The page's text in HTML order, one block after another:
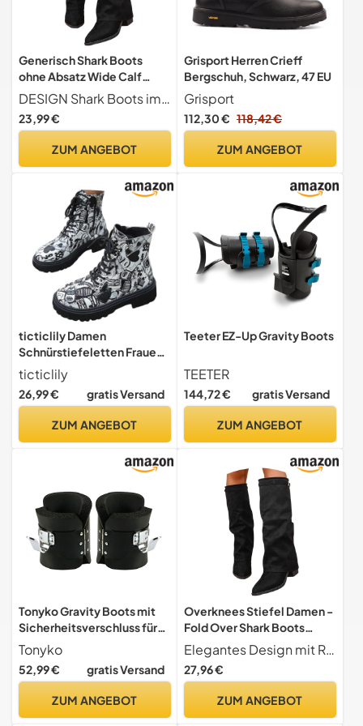
Generisch Shark Boots
ohne Absatz Wide Calf
braun beige， Mit
Schnallenverschluss
Elegante Spitzer
Weitschaftstiefel Warme
Halbstiefel Schwarz 39/EU
DESIGN Shark Boots im Slouchy-Stil mit weitem Schaft und spitzem Zehenbereich für einen modernen Western-Look.
23,99 €
ZUM ANGEBOT
Grisport Herren Crieff
Bergschuh, Schwarz, 47 EU
Grisport
112,30 € 118,42 €
ZUM ANGEBOT
ticticlily Damen
Schnürstiefeletten Frauen
Stiefeletten Biker Boots
Winter Knöchel Stiefel B
Schwarz 39 EU
ticticlily
26,99 € gratis Versand
ZUM ANGEBOT
Teeter EZ-Up Gravity Boots
TEETER
144,72 € gratis Versand
ZUM ANGEBOT
Tonyko Gravity Boots mit
Sicherheitsverschluss für
Stressabbau und Fitness
(Schwarz)
Tonyko
52,99 € gratis Versand
ZUM ANGEBOT
Overknees Stiefel Damen -
Fold Over Shark Boots
Kniehohe Stiefel mit Absatz
Blockabsatz
Übergangsstiefel Dressy
Schuhe Retro
Elegantes Design mit Raffinesse - Die kniehohen Stiefel überzeugen mit kunstvoller Plisseefaltung und eleganter Spitzkappe schaffen eine perfekte Balance zwischen femininer Silhouette und modernem Edge.
27,96 €
ZUM ANGEBOT